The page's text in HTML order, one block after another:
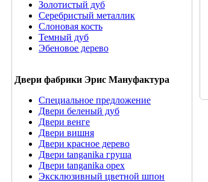
Золотистый дуб
Серебристый металлик
Слоновая кость
Темный дуб
Эбеновое дерево
Двери фабрики Эрис Мануфактура
Специальное предложение
Двери беленый дуб
Двери венге
Двери вишня
Двери красное дерево
Двери tanganika груша
Двери tanganika oрех
Эксклюзивный цветной шпон